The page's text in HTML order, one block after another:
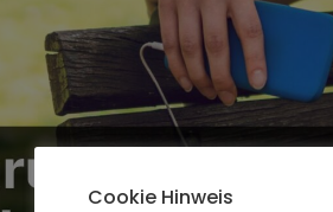
Cookie Hinweis